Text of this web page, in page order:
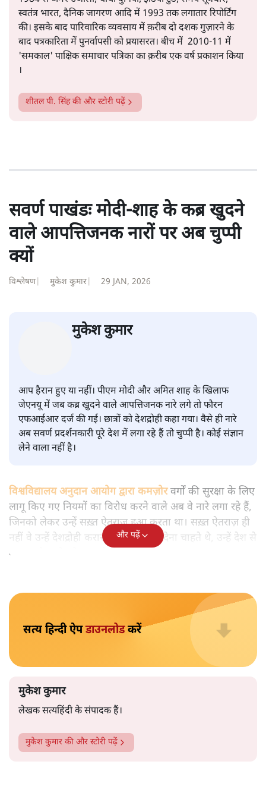
सत्य हिन्दी ऐपडाउनलोडकरें
की। इसके बाद पारिवारिक व्यवसाय में क़रीब दो दशक गुज़ारने के
'समकाल' पाक्षिक समाचार पत्रिका का क़रीब एक वर्ष प्रकाशन किया
।
शीतल पी. सिंहकी और स्टोरी पढ़ें
क्यों
विश्लेषण| मुकेश कुमार | 29 JAN, 2026
आप हैरान हुए या नहीं। पीएम मोदी और अमित शाह के खिलाफ
जेएनयू में जब कब्र खुदने वाले आपत्तिजनक नारे लगे तो फौरन
एफआईआर दर्ज की गई। छात्रों को देशद्रोही कहा गया। वैसे ही नारे
अब सवर्ण प्रदर्शनकारी पूरे देश में लगा रहे हैं तो चुप्पी है। कोई संज्ञान